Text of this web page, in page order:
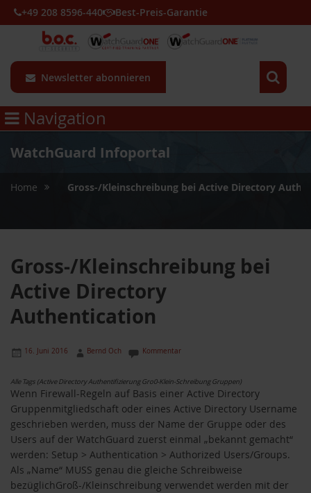
Newsletter abonnieren
+49 208 8596-440 Best-Preis-Garantie
Navigation
WatchGuard Infoportal
Home Gross-/Kleinschreibung bei Active Directory
Gross-/Kleinschreibung bei
Active Directory
Authentication
16. Juni 2016 Bernd Och Kommentar
Alle Tags (Active Directory Authentifizierung Gro0-Klein-Schreibung Gruppen)
Wenn Firewall-Regeln auf Basis einer Active Directory
Gruppenmitgliedschaft oder eines Active Directory Username
geschrieben werden, muss der Name der Gruppe oder des
Users auf der WatchGuard zuerst einmal „bekannt gemacht“
werden: Setup > Authentication > Authorized Users/Groups.
Als „Name“ MUSS genau die gleiche Schreibweise
bezüglichGroß-/Kleinschreibung verwendet werden mit der